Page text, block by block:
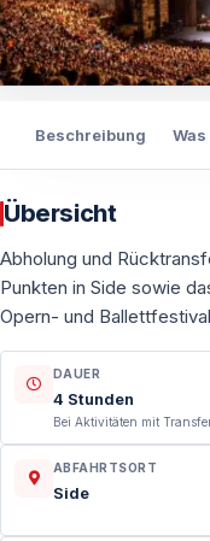
Beschreibung
Übersicht
Abholung und
Punkten in Side sowie
Opern- und
DAUER
4 Stunden
Bei Aktivitäten mit
ABFAHRTSORT
Side